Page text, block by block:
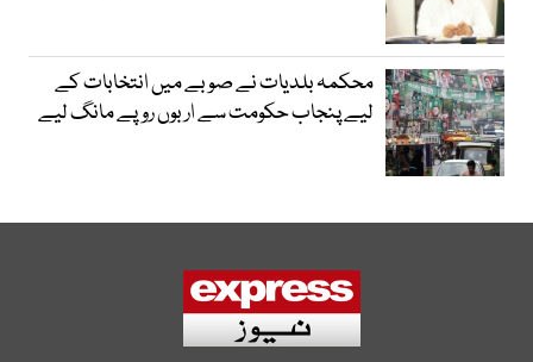
محکمہ بلدیات نے صوبے میں انتخابات کے
لیے پنجاب حکومت سے اربوں روپے مانگ لیے